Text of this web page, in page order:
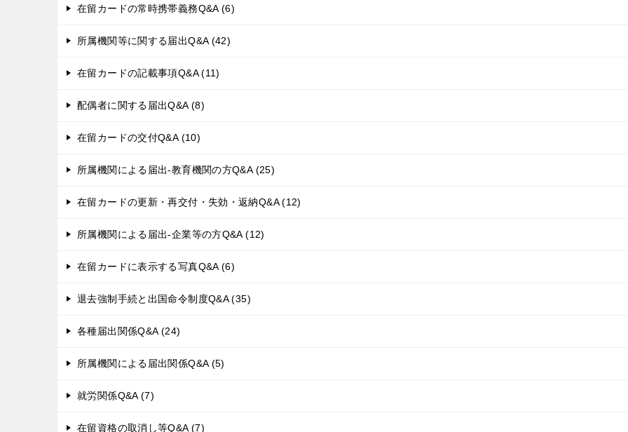
在留カードの常時携帯義務Q&A (6)
所属機関等に関する届出Q&A (42)
在留カードの記載事項Q&A (11)
配偶者に関する届出Q&A (8)
在留カードの交付Q&A (10)
所属機関による届出-教育機関の方Q&A (25)
在留カードの更新・再交付・失効・返納Q&A (12)
所属機関による届出-企業等の方Q&A (12)
在留カードに表示する写真Q&A (6)
退去強制手続と出国命令制度Q&A (35)
各種届出関係Q&A (24)
所属機関による届出関係Q&A (5)
就労関係Q&A (7)
在留資格の取消し等Q&A (7)